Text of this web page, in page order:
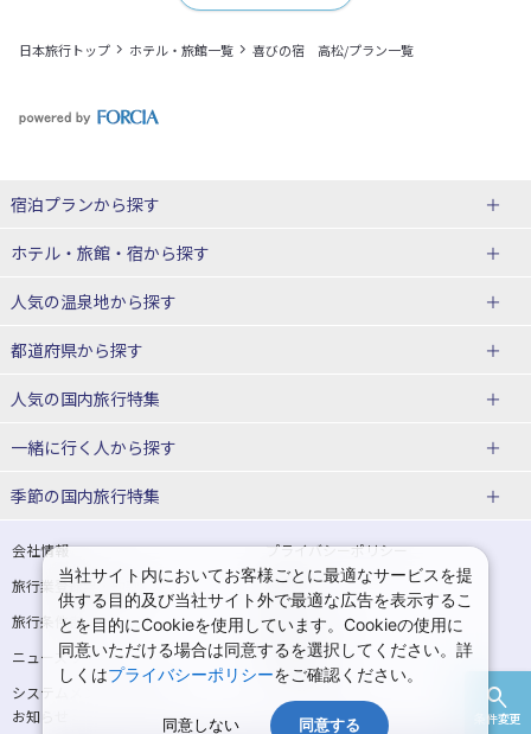
条件変更
日本旅行トップ ホテル・旅館一覧 喜びの宿 高松/プラン一覧
宿泊プランから探す
北海道
東北
青森県
宮城県
山形県
関東
埼玉県 千葉県
茨城県 栃木県
北陸
ホテル・旅館・宿から探す
北海道ホテル・旅館
青森県ホテル・旅館
宮城県ホテル・旅館
山形県ホテル・旅館
東京都ホテル・旅館 神奈川県ホテル・旅館
埼玉県ホテル・旅館 千葉県ホテル・旅館
茨城県ホテル・旅館 栃木県ホテル・旅館
群馬県ホテル・旅館
人気の温泉地から探す
北海道
湯の川温泉(北海道)
十勝川温泉(北海道)
洞爺湖温泉(北海道)
層雲峡温泉(北海道)
東北
花巻温泉(岩手) 蔵王温泉(山形)
かみのやま温泉(山形) 鳴子温泉(宮城)
秋保温泉(宮城) 飯坂温泉(福島)
都道府県から探す
北海道旅行・ツアー
東北
青森旅行・ツアー 岩手旅行・ツアー
宮城旅行・ツアー 秋田旅行・ツアー
山形旅行・ツアー 福島旅行・ツアー
東京旅行・ツアー 神奈川旅行・ツアー
人気の国内旅行特集
東京ディズニーリゾート®への旅
ユニバーサル・スタジオ・ジャパ
一緒に行く人から探す
一人旅 国内版
カップル・夫婦旅行 国内版 女子旅 国内版
卒業旅行・学生旅行 国内版
季節の国内旅行特集
桜・お花見特集
ゴールデンウィーク（GW）の国内
旅行
夏休み・お盆の国内旅行 7月の国内旅行
8月の国内旅行 9月の国内旅行
10月の国内旅行 11月の国内旅行
会社情報
プライバシーポリシー
旅行業登録票・約款
規約集
旅行条件書
商標について
ニュースリリース
採用情報
システムメンテナンスの
お知らせ
当社サイト内においてお客様ごとに最適なサービスを提
供する目的及び当社サイト外で最適な広告を表示するこ
とを目的にCookieを使用しています。Cookieの使用に
同意いただける場合は同意するを選択してください。詳
しくはプライバシーポリシーをご確認ください。
同意しない 同意する